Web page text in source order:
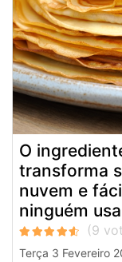
O
transforma
nuvem e
ninguém usa
Terça 3 Fevereiro